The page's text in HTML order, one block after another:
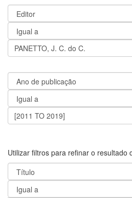
Utilizar filtros para refinar o resultado